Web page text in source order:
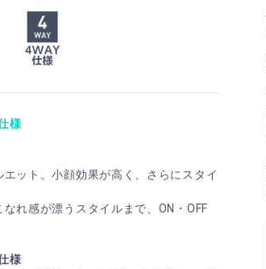
様
ット。小顔効果が高く、さらにスタイ
れ感が漂うスタイルまで、ON・OFF
様